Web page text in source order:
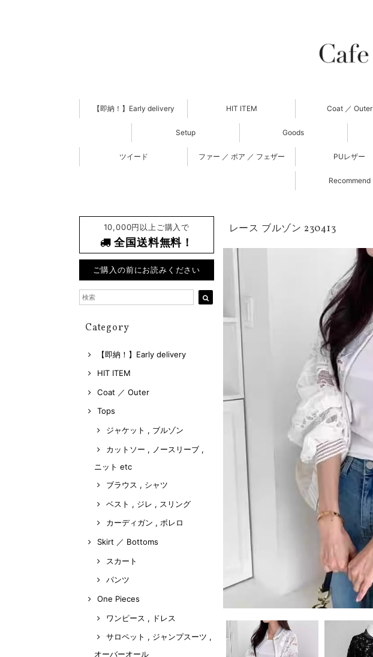
【即納！】Early delivery HIT ITEM Coat ／ Outer
Setup Goods
ツイード ファー ／ ボア ／ フェザー PUレザー
Recommend
10,000円以上ご購入で
全国送料無料！
ご購入の前にお読みください
Category
【即納！】Early delivery
HIT ITEM
Coat ／ Outer
Tops
ジャケット , ブルゾン
カットソー , ノースリーブ ,
ニット etc
ブラウス , シャツ
ベスト , ジレ , スリング
カーディガン , ボレロ
Skirt ／ Bottoms
スカート
パンツ
One Pieces
ワンピース , ドレス
サロペット , ジャンプスーツ ,
オーバーオール
レース ブルゾン 230413